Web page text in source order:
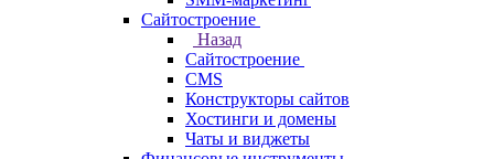
Сайтостроение
Назад
Сайтостроение
CMS
Конструкторы сайтов
Хостинги и домены
Чаты и виджеты